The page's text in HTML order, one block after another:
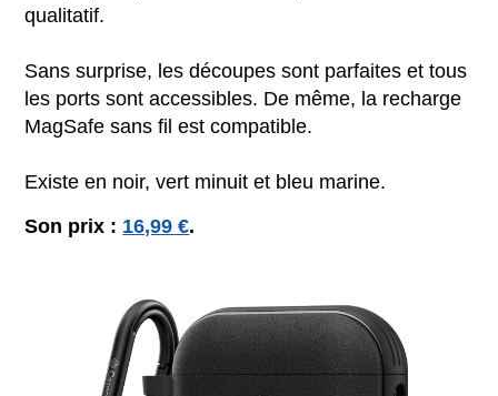
qualitatif.
Sans surprise, les découpes sont parfaites et tous
les ports sont accessibles. De même, la recharge
MagSafe sans fil est compatible.
Existe en noir, vert minuit et bleu marine.
Son prix : 16,99 €.